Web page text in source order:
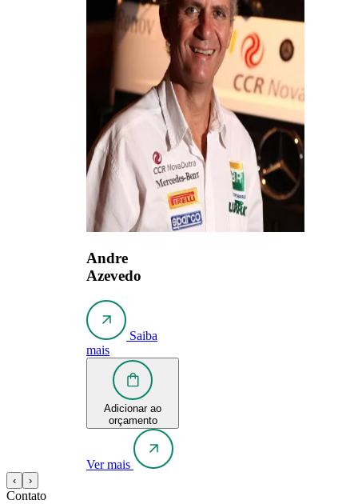
Andre
Azevedo
Saiba
mais
Adicionar ao
orçamento
Ver mais
‹ ›
Contato